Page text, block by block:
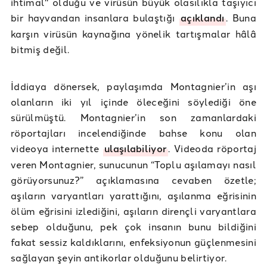
bir hayvandan insanlara bulaştığı açıklandı. Buna
karşın virüsün kaynağına yönelik tartışmalar hâlâ
bitmiş değil.
İddiaya dönersek, paylaşımda Montagnier’in aşı
olanların iki yıl içinde öleceğini söylediği öne
sürülmüştü. Montagnier’in son zamanlardaki
röportajları incelendiğinde bahse konu olan
videoya internette ulaşılabiliyor. Videoda röportaj
veren Montagnier, sunucunun “Toplu aşılamayı nasıl
görüyorsunuz?” açıklamasına cevaben özetle;
aşıların varyantları yarattığını, aşılanma eğrisinin
ölüm eğrisini izlediğini, aşıların dirençli varyantlara
sebep olduğunu, pek çok insanın bunu bildiğini
fakat sessiz kaldıklarını, enfeksiyonun güçlenmesini
sağlayan şeyin antikorlar olduğunu belirtiyor.